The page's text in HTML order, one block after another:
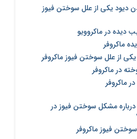
یکی از علل سوختن فیوز
دیده در ماکروویو
ماکروفر
از علل سوختن فیوز ماکروفر
در ماکروفر
ماکروفر
درباره مشکل سوختن فیوز در
فیوز ماکروفر